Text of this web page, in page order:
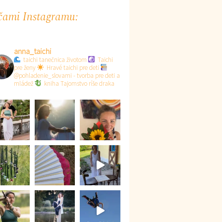
Instagramu:
anna_taichi
taichi tanečnica životom
Taichi
pre ženy
Hravé taichi pre deti
@pohladenie_slovami - tvorba pre deti a
mládež
kniha Tajomstvo ríše draka